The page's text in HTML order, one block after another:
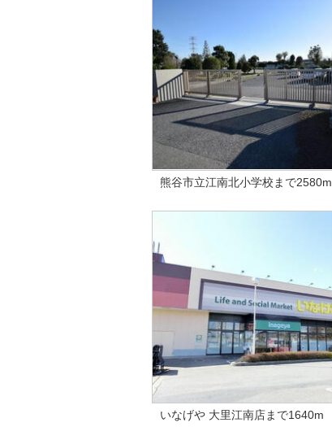
熊谷市立江南北小学校まで2580m
いなげや 大里江南店まで1640m